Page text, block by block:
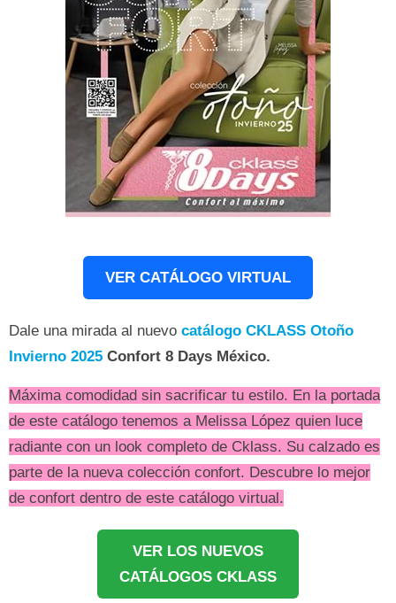
VER CATÁLOGO VIRTUAL
Dale una mirada al nuevo catálogo CKLASS Otoño
Invierno 2025 Confort 8 Days México.
Máxima comodidad sin sacrificar tu estilo. En la portada
de este catálogo tenemos a Melissa López quien luce
radiante con un look completo de Cklass. Su calzado es
parte de la nueva colección confort. Descubre lo mejor
de confort dentro de este catálogo virtual.
VER LOS NUEVOS
CATÁLOGOS CKLASS